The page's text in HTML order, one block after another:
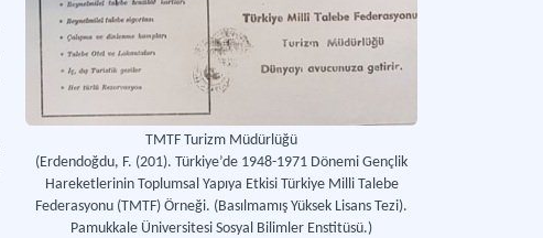
TMTF Turizm Müdürlüğü
(Erdendoğdu, F. (201). Türkiye’de 1948-1971 Dönemi Gençlik
Hareketlerinin Toplumsal Yapıya Etkisi Türkiye Milli Talebe
Federasyonu (TMTF) Örneği. (Basılmamış Yüksek Lisans Tezi).
Pamukkale Üniversitesi Sosyal Bilimler Enstitüsü.)